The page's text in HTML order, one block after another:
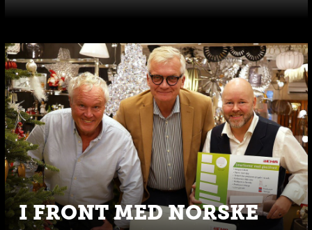
I FRONT MED NORSKE